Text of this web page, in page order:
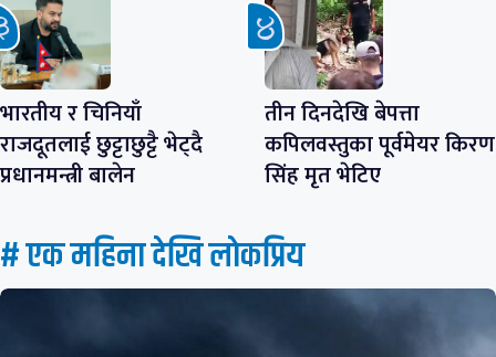
भारतीय र चिनियाँ
राजदूतलाई छुट्टाछुट्टै भेट्दै
प्रधानमन्त्री बालेन
तीन दिनदेखि बेपत्ता
कपिलवस्तुका पूर्वमेयर किरण
सिंह मृत भेटिए
# एक महिना देखि लाेकप्रिय